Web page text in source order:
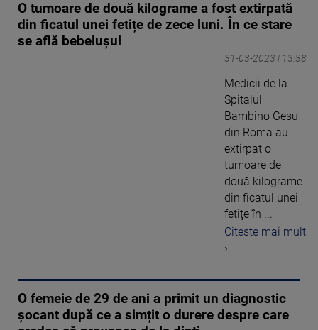
O tumoare de două kilograme a fost extirpată
din ficatul unei fetițe de zece luni. În ce stare
se află bebelușul
31-03-2023 | 13:38
Medicii de la
Spitalul
Bambino Gesu
din Roma au
extirpat o
tumoare de
două kilograme
din ficatul unei
fetiţe în ...
Citeste mai mult
›
O femeie de 29 de ani a primit un diagnostic
șocant după ce a simțit o durere despre care